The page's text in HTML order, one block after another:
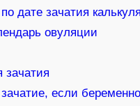
дате зачатия
овуляции
зачатия
если